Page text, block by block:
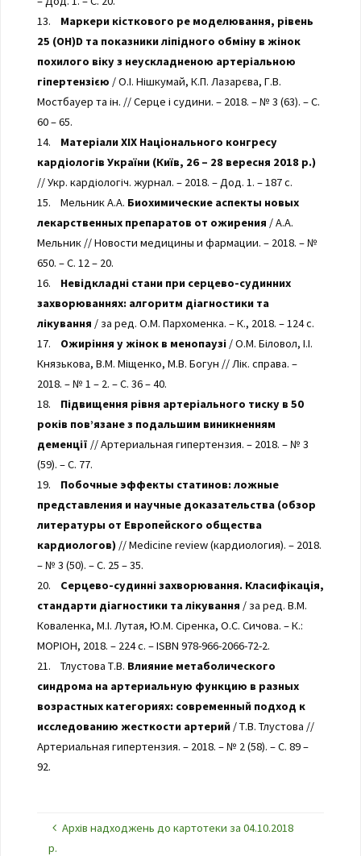
13. Маркери кісткового ре моделювання, рівень
25 (ОН)D та показники ліпідного обміну в жінок
похилого віку з неускладненою артеріальною
гіпертензією / О.І. Нішкумай, К.П. Лазарєва, Г.В.
Мостбауер та ін. // Серце і судини. – 2018. – № 3 (63). – С.
60 – 65.
14. Матеріали XIX Національного конгресу
кардіологів України (Київ, 26 – 28 вересня 2018 р.)
// Укр. кардіологіч. журнал. – 2018. – Дод. 1. – 187 с.
15. Мельник А.А. Биохимические аспекты новых
лекарственных препаратов от ожирения / А.А.
Мельник // Новости медицины и фармации. – 2018. – №
650. – С. 12 – 20.
16. Невідкладні стани при серцево-судинних
захворюваннях: алгоритм діагностики та
лікування / за ред. О.М. Пархоменка. – К., 2018. – 124 с.
17. Ожиріння у жінок в менопаузі/ О.М. Біловол, І.І.
Князькова, В.М. Міщенко, М.В. Богун // Лік. справа. –
2018. – № 1 – 2. – С. 36 – 40.
18. Підвищення рівня артеріального тиску в 50
років пов’язане з подальшим виникненням
деменції // Артериальная гипертензия. – 2018. – № 3
(59). – С. 77.
19. Побочные эффекты статинов: ложные
представления и научные доказательства (обзор
литературы от Европейского общества
кардиологов)// Medicine review (кардиология). – 2018.
– № 3 (50). – С. 25 – 35.
20. Серцево-судинні захворювання. Класифікація,
стандарти діагностики та лікування / за ред. В.М.
Коваленка, М.І. Лутая, Ю.М. Сіренка, О.С. Сичова. – К.:
МОРІОН, 2018. – 224 с. – ISBN 978-966-2066-72-2.
21. Тлустова Т.В. Влияние метаболического
синдрома на артериальную функцию в разных
возрастных категориях: современный подход к
исследованию жесткости артерий/ Т.В. Тлустова //
Артериальная гипертензия. – 2018. – № 2 (58). – С. 89 –
92.
Архів надходжень до картотеки за 04.10.2018
р.